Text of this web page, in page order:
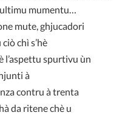
mumentu…
mute, ghjucadori
chì s’hè
l’aspettu spurtivu ùn
à
contru à trenta
da ritene chè u